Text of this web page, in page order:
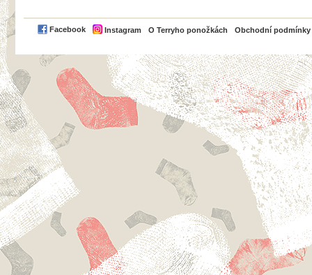
Facebook Instagram O Terryho ponožkách Obchodní podmínky
PayPal